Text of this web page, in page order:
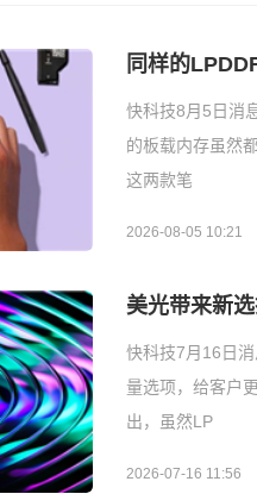
同样的
快科技8月5日消
的板载内存虽然
这两款笔
2026-08-05 10:21
美光带来新
快科技7月16日
量选项，给客户
出，虽然LP
2026-07-16 11:56